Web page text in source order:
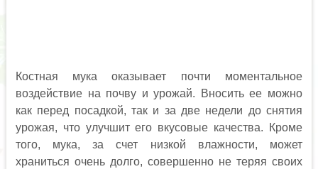
Костная мука оказывает почти моментальное
воздействие на почву и урожай. Вносить ее можно
как перед посадкой, так и за две недели до снятия
урожая, что улучшит его вкусовые качества. Кроме
того, мука, за счет низкой влажности, может
храниться очень долго, совершенно не теряя своих